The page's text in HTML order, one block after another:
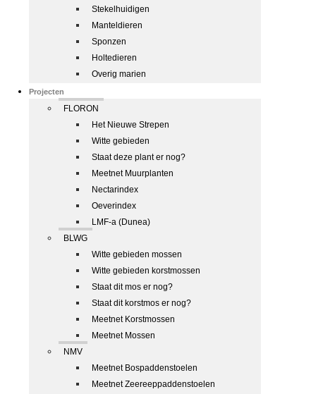
Stekelhuidigen
Manteldieren
Sponzen
Holtedieren
Overig marien
Projecten
FLORON
Het Nieuwe Strepen
Witte gebieden
Staat deze plant er nog?
Meetnet Muurplanten
Nectarindex
Oeverindex
LMF-a (Dunea)
BLWG
Witte gebieden mossen
Witte gebieden korstmossen
Staat dit mos er nog?
Staat dit korstmos er nog?
Meetnet Korstmossen
Meetnet Mossen
NMV
Meetnet Bospaddenstoelen
Meetnet Zeereeppaddenstoelen